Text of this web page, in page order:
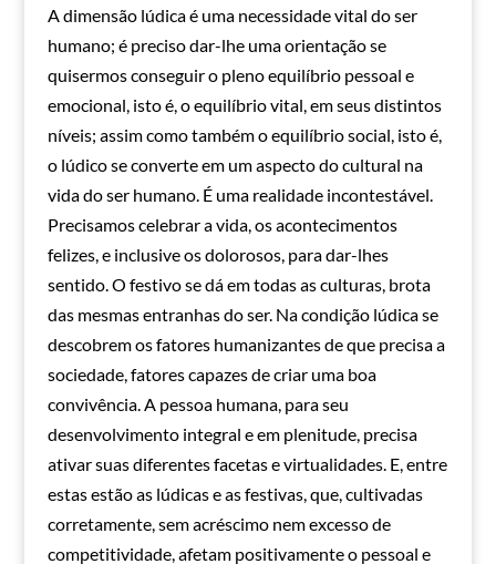
A dimensão lúdica é uma necessidade vital do ser
humano; é preciso dar-lhe uma orientação se
quisermos conseguir o pleno equilíbrio pessoal e
emocional, isto é, o equilíbrio vital, em seus distintos
níveis; assim como também o equilíbrio social, isto é,
o lúdico se converte em um aspecto do cultural na
vida do ser humano. É uma realidade incontestável.
Precisamos celebrar a vida, os acontecimentos
felizes, e inclusive os dolorosos, para dar-lhes
sentido. O festivo se dá em todas as culturas, brota
das mesmas entranhas do ser. Na condição lúdica se
descobrem os fatores humanizantes de que precisa a
sociedade, fatores capazes de criar uma boa
convivência. A pessoa humana, para seu
desenvolvimento integral e em plenitude, precisa
ativar suas diferentes facetas e virtualidades. E, entre
estas estão as lúdicas e as festivas, que, cultivadas
corretamente, sem acréscimo nem excesso de
competitividade, afetam positivamente o pessoal e